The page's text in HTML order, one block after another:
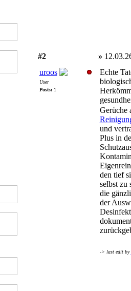
#2 »
uroos
User
Posts:1
Echte
Gerüche
und
Plus in
den tief
selbst zu
die
der
-> last edit by